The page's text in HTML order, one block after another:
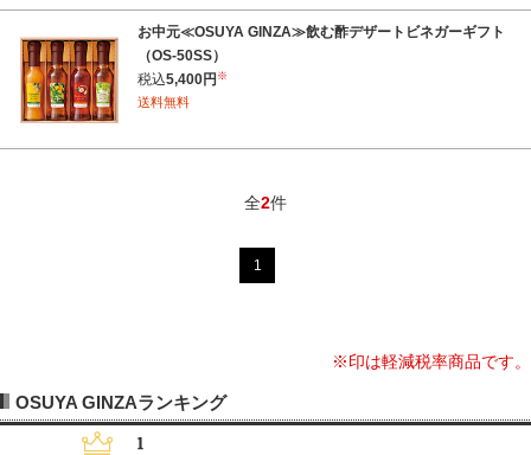
お中元≪OSUYA GINZA≫飲む酢デザートビネガーギフト
（OS-50SS）
税込5,400円 ※
送料無料
全2件
1
※印は軽減税率商品です。
OSUYA GINZAランキング